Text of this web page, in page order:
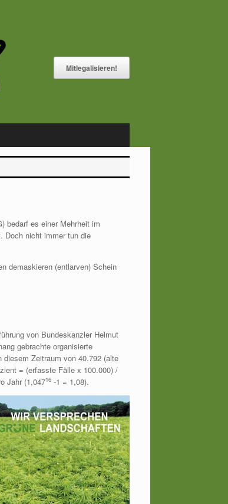
Mitlegalisieren!
bedarf es einer Mehrheit im
Doch nicht immer tun die
demaskieren (entlarven) Schein
von Bundeskanzler Helmut
gebrachte organisierte
Zeitraum von 40.792 (alte
= (erfasste Fälle x 100.000) /
Jahr (1,04716 -1 = 1,08).